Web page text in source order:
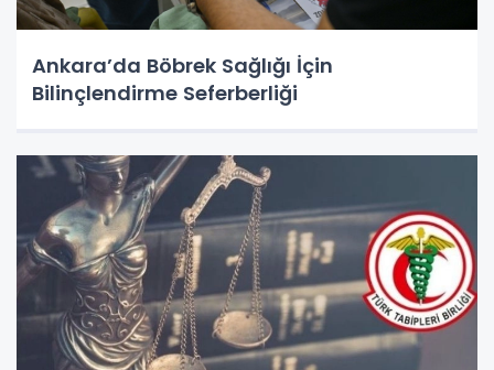
Ankara’da Böbrek Sağlığı İçin
Bilinçlendirme Seferberliği